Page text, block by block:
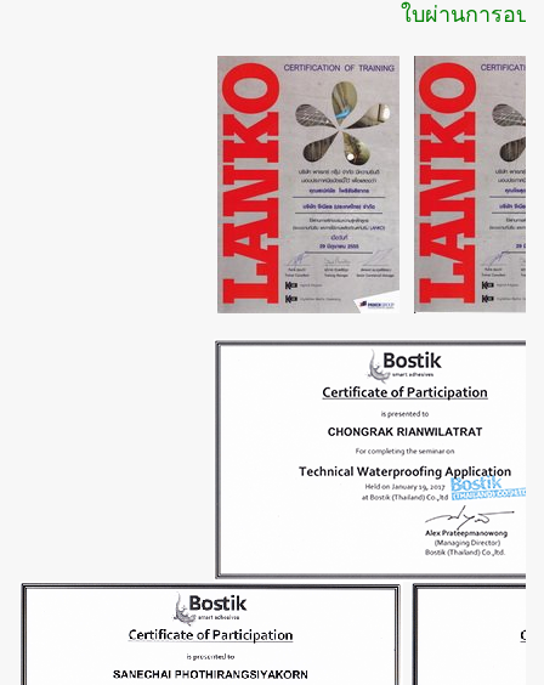
ใบผ่านการอบ